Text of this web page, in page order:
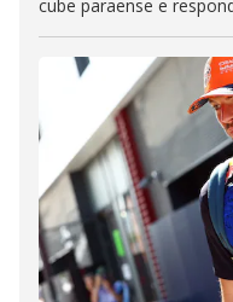
cube paraense e